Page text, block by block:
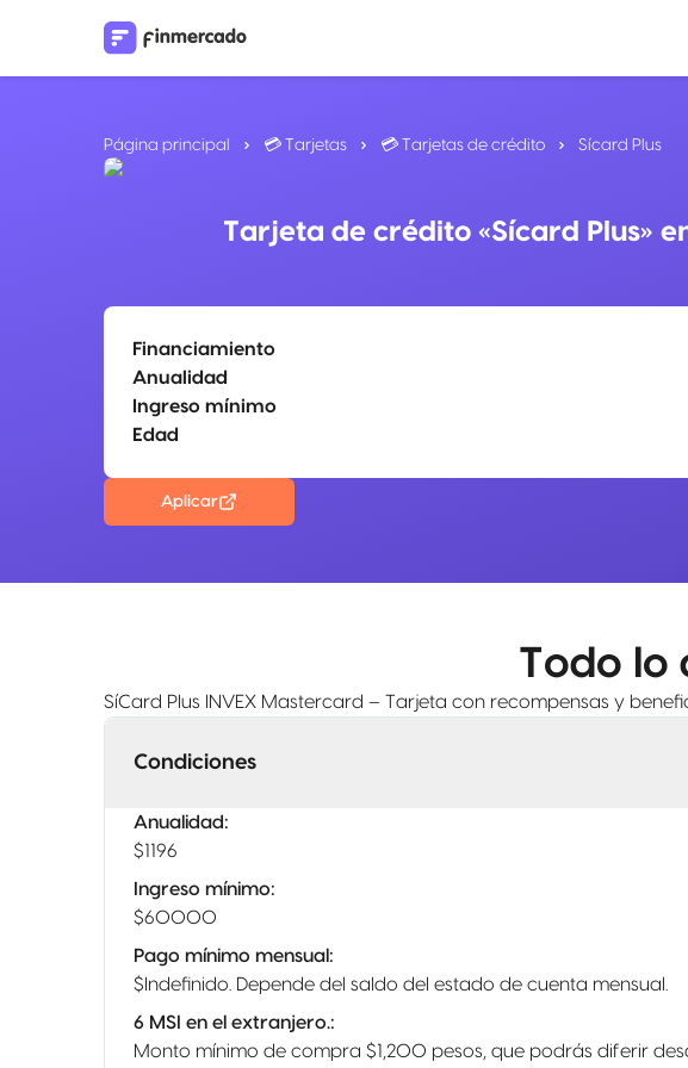
Página principal 💳 Tarjetas 💳 Tarjetas de crédito Sícard Plus
Tarjeta de crédito «Sícard Plus»
Financiamiento
Anualidad
Ingreso mínimo
Edad
Aplicar
Todo lo
SíCard Plus INVEX Mastercard – Tarjeta con recompensas y
Condiciones
Anualidad:
$1196
Ingreso mínimo:
$60000
Pago mínimo mensual :
$Indefinido. Depende del saldo del estado de cuenta mensual.
6 MSI en el extranjero.:
Monto mínimo de compra $1,200 pesos, que podrás diferir